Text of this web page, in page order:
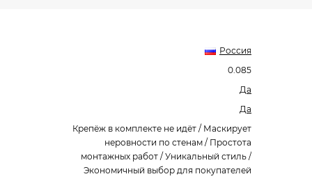
Россия
0.085
Да
Да
Крепёж в комплекте не идёт / Маскирует
неровности по стенам / Простота
монтажных работ / Уникальный стиль /
Экономичный выбор для покупателей